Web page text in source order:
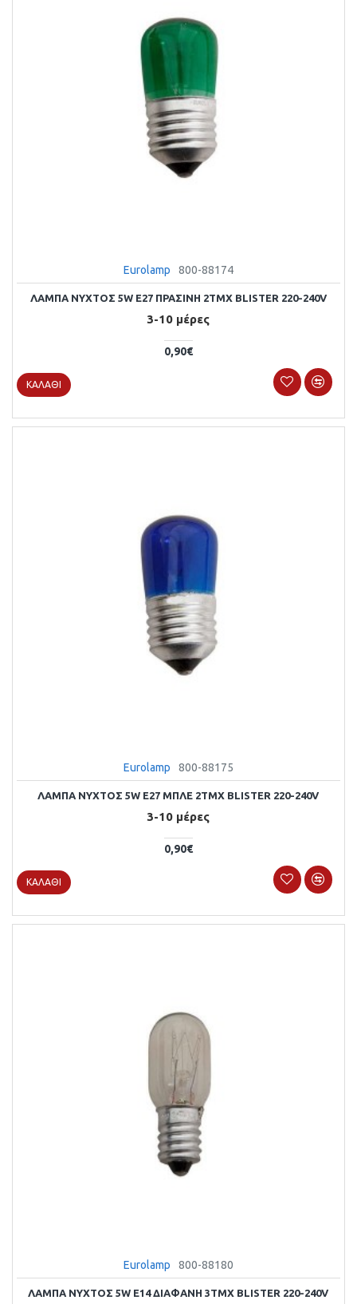
Eurolamp 800-88174
ΛΑΜΠΑ ΝΥΧΤΟΣ 5W E27 ΠΡΑΣΙΝΗ 2ΤΜΧ BLISTER 220-240V
3-10 μέρες
0,90€
ΚΑΛΆΘΙ
Eurolamp 800-88175
ΛΑΜΠΑ ΝΥΧΤΟΣ 5W E27 ΜΠΛΕ 2ΤΜΧ BLISTER 220-240V
3-10 μέρες
0,90€
ΚΑΛΆΘΙ
Eurolamp 800-88180
ΛΑΜΠΑ ΝΥΧΤΟΣ 5W E14 ΔΙΑΦΑΝΗ 3ΤΜΧ BLISTER 220-240V